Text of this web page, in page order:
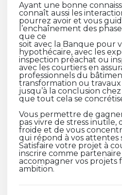
Ayant une bonne
connaît aussi les
pourrez avoir et vous
l’enchaînement des
que ce
soit avec la Banque pour
hypothécaire, avec les
inspection préachat ou
avec les courtiers en
professionnels du
transformation ou travaux
jusqu’à la conclusion
que tout cela se
Vous permettre de
pas vivre de stress inutile,
froide et de vous
qui répond à vos attentes
Satisfaire votre projet à
inscrire comme
accompagner vos projets
ambition.